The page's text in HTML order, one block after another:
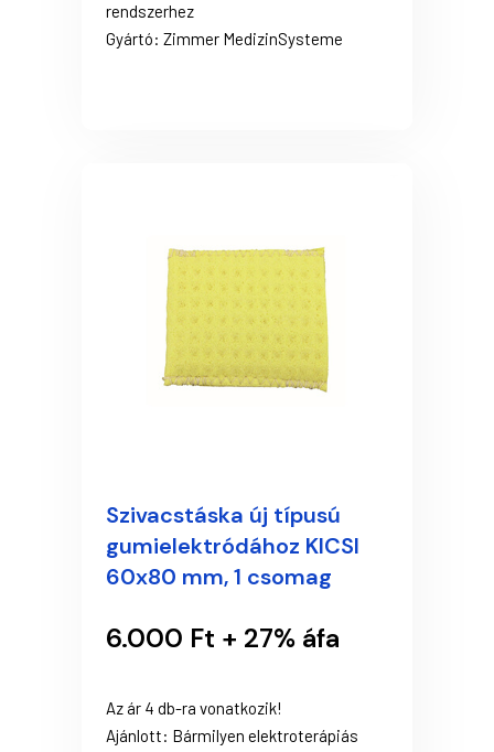
rendszerhez
Gyártó: Zimmer MedizinSysteme
Szivacstáska új típusú
gumielektródához KICSI
60x80 mm, 1 csomag
6.000 Ft + 27% áfa
Az ár 4 db-ra vonatkozik!
Ajánlott: Bármilyen elektroterápiás